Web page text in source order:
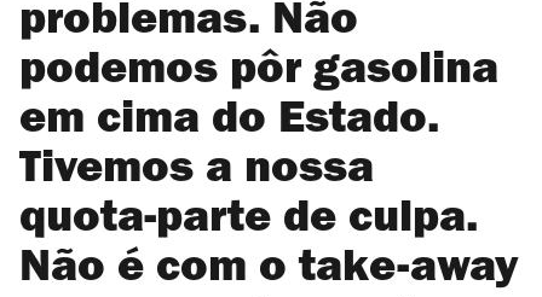
problemas. Não
podemos pôr gasolina
em cima do Estado.
Tivemos a nossa
quota-parte de culpa.
Não é com o take-away